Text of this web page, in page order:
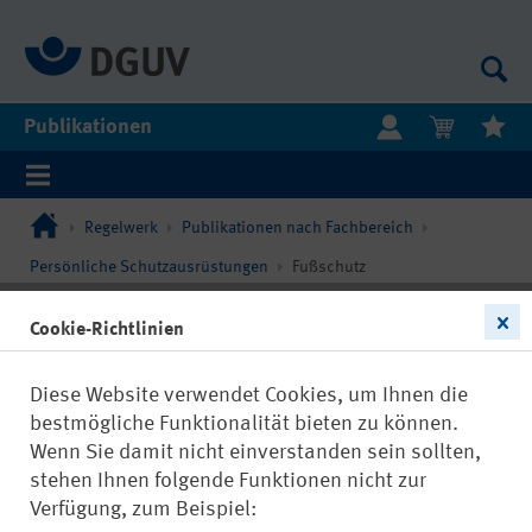
Publikationen
Regelwerk Publikationen nach Fachbereich
Persönliche Schutzausrüstungen Fußschutz
Cookie-Richtlinien
Diese Website verwendet Cookies, um Ihnen die
bestmögliche Funktionalität bieten zu können.
Wenn Sie damit nicht einverstanden sein sollten,
stehen Ihnen folgende Funktionen nicht zur
Verfügung, zum Beispiel: